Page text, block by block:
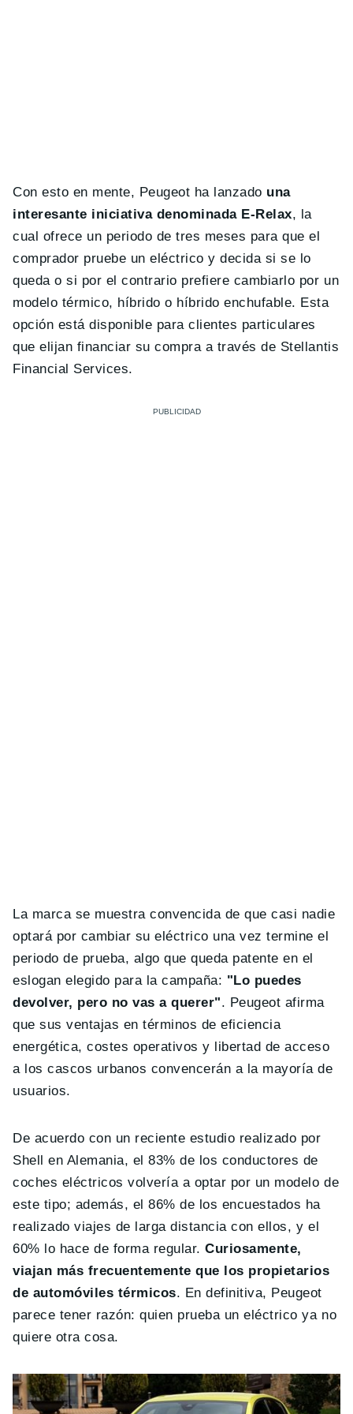
Con esto en mente, Peugeot ha lanzado una
interesante iniciativa denominada E-Relax, la
cual ofrece un periodo de tres meses para que el
comprador pruebe un eléctrico y decida si se lo
queda o si por el contrario prefiere cambiarlo por un
modelo térmico, híbrido o híbrido enchufable. Esta
opción está disponible para clientes particulares
que elijan financiar su compra a través de Stellantis
Financial Services.
La marca se muestra convencida de que casi nadie
optará por cambiar su eléctrico una vez termine el
periodo de prueba, algo que queda patente en el
eslogan elegido para la campaña: "Lo puedes
devolver, pero no vas a querer". Peugeot afirma
que sus ventajas en términos de eficiencia
energética, costes operativos y libertad de acceso
a los cascos urbanos convencerán a la mayoría de
usuarios.
De acuerdo con un reciente estudio realizado por
Shell en Alemania, el 83% de los conductores de
coches eléctricos volvería a optar por un modelo de
este tipo; además, el 86% de los encuestados ha
realizado viajes de larga distancia con ellos, y el
60% lo hace de forma regular.Curiosamente,
viajan más frecuentemente que los propietarios
de automóviles térmicos. En definitiva, Peugeot
parece tener razón: quien prueba un eléctrico ya no
quiere otra cosa.